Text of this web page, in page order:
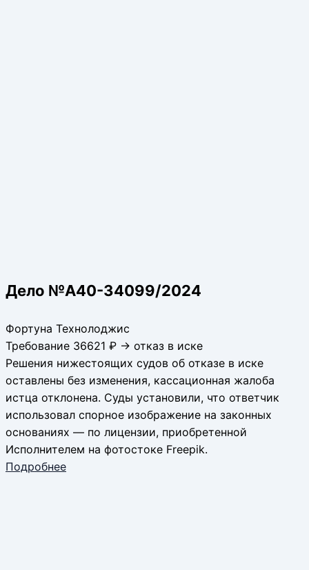
Дело №А40-34099/2024
Фортуна Технолоджис
Требование 36621 ₽ → отказ в иске
Решения нижестоящих судов об отказе в иске
оставлены без изменения, кассационная жалоба
истца отклонена. Суды установили, что ответчик
использовал спорное изображение на законных
основаниях — по лицензии, приобретенной
Исполнителем на фотостоке Freepik.
Подробнее